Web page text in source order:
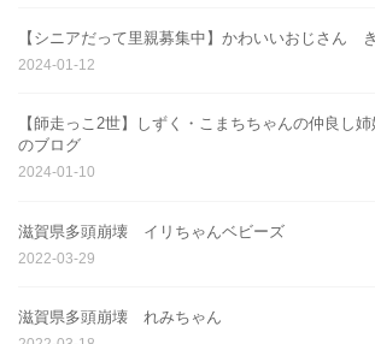
【シニアだって里親募集中】かわいいおじさん
2024-01-12
【師走っこ2世】しずく・こまちちゃんの仲良し
のブログ
2024-01-10
滋賀県多頭崩壊 イリちゃんベビーズ
2022-03-29
滋賀県多頭崩壊 れみちゃん